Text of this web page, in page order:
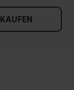
KAUFEN